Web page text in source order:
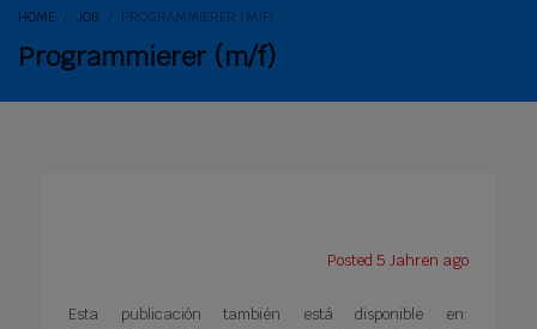
HOME JOB PROGRAMMIERER (M/F)
Programmierer (m/f)
Posted 5 Jahren ago
Esta publicación también está disponible en: